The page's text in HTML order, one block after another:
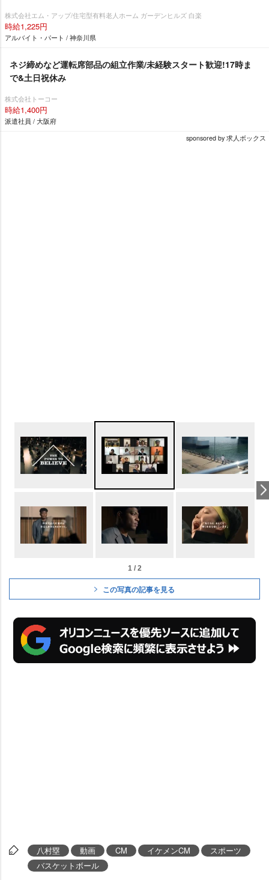
株式会社エム・アップ/住宅型有料老人ホーム ガーデンヒルズ 白楽
時給1,225円
アルバイト・パート / 神奈川県
ネジ締めなど運転席部品の組立作業/未経験スタート歓迎!17時ま
で&土日祝休み
株式会社トーコー
時給1,400円
派遣社員 / 大阪府
sponsored by 求人ボックス
1 / 2
この写真の記事を見る
八村塁 動画 CM イケメンCM
スポーツ
バスケットボール